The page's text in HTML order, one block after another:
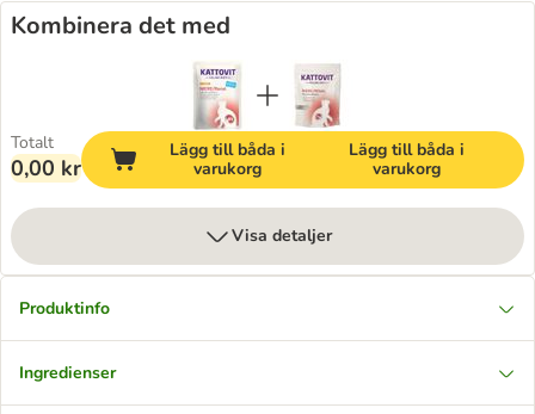
Kombinera det med
Totalt
0,00 kr
Lägg till båda i
varukorg
Lägg till båda i
varukorg
Visa detaljer
Produktinfo
Ingredienser